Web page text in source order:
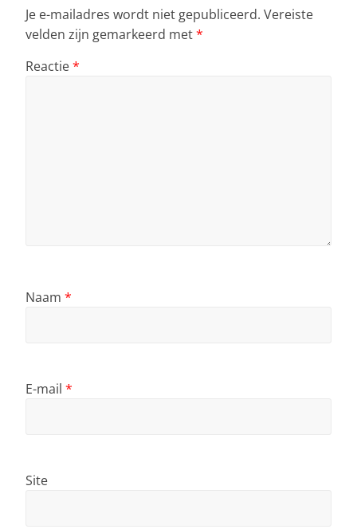
Je e-mailadres wordt niet gepubliceerd. Vereiste
velden zijn gemarkeerd met*
Reactie*
Naam *
E-mail *
Site